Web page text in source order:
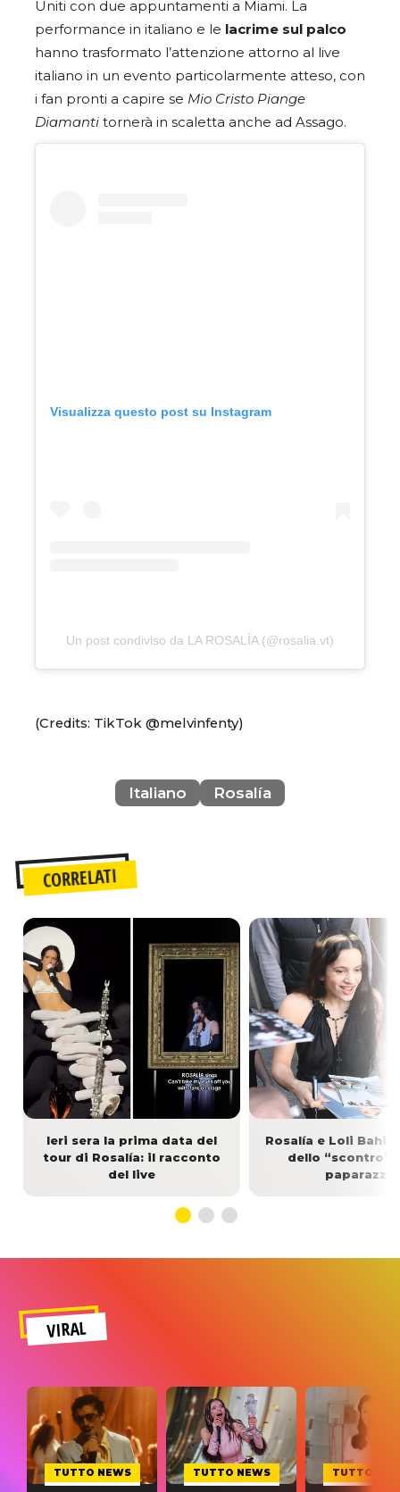
Uniti con due appuntamenti a Miami. La
performance in italiano e le lacrime sul palco
hanno trasformato l’attenzione attorno al live
italiano in un evento particolarmente atteso, con
i fan pronti a capire se Mio Cristo Piange
Diamanti tornerà in scaletta anche ad Assago.
Visualizza questo post su Instagram
Un post condiviso da LA ROSALÍA (@rosalia.vt)
(Credits: TikTok @melvinfenty)
Italiano Rosalía
CORRELATI
Ieri sera la prima data del
tour di Rosalía: il racconto
del live
Rosalía e Loli
dello “scontro”
paparazzi
VIRAL
TUTTO NEWS TUTTO NEWS TUTTO